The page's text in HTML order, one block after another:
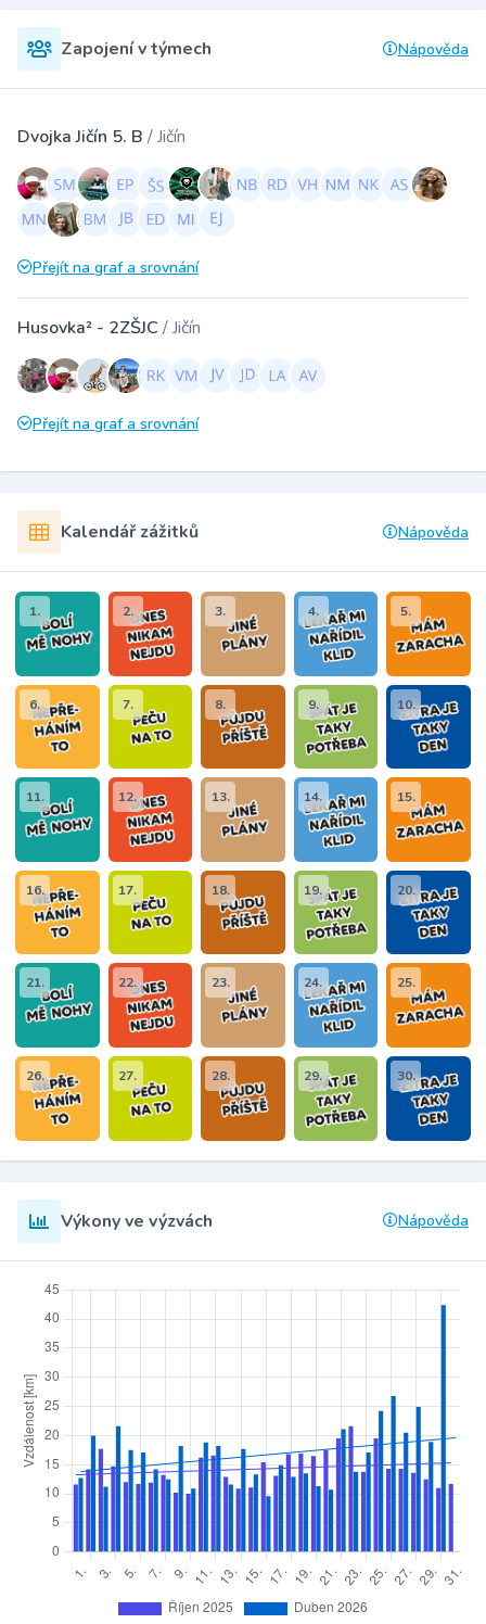
Zapojení v týmech Nápověda
Dvojka Jičín 5. B / Jičín
Přejít na graf a srovnání
Husovka² - 2ZŠJC / Jičín
Přejít na graf a srovnání
Kalendář zážitků Nápověda
1. 2. 3. 4. 5.
6. 7. 8. 9. 10.
11. 12. 13. 14. 15.
16. 17. 18. 19. 20.
21. 22. 23. 24. 25.
26. 27. 28. 29. 30.
Výkony ve výzvách Nápověda